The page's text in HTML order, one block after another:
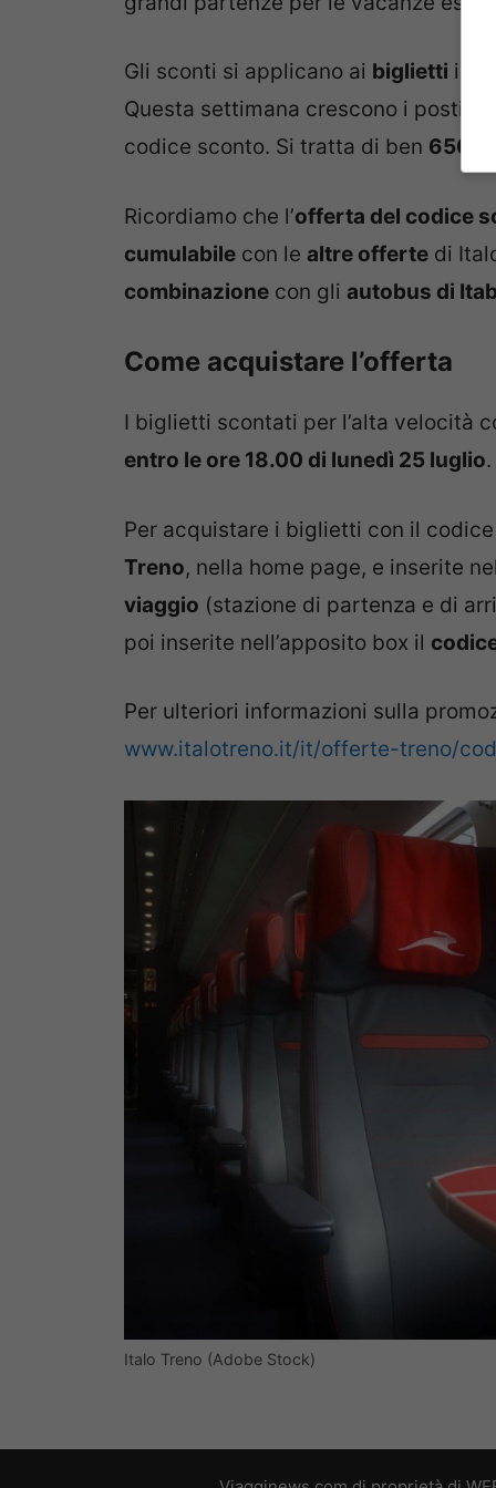
Gli sconti si applicano ai biglietti in
Questa settimana crescono i posti
codice sconto. Si tratta di ben
Ricordiamo che l’offerta del codice
cumulabile con le altre offerte di
combinazione con gli autobus di
Come acquistare l’offerta
I biglietti scontati per l’alta velocità
entro le ore 18.00 di lunedì 25 luglio.
Per acquistare i biglietti con il
Treno, nella home page, e inserite nel
viaggio (stazione di partenza e di
poi inserite nell’apposito box il
Per ulteriori informazioni sulla
www.italotreno.it/it/offerte-treno/
Italo Treno (Adobe Stock)